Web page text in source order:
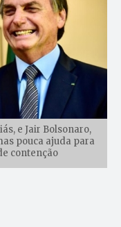
e Jair Bolsonaro,
pouca ajuda para
contenção